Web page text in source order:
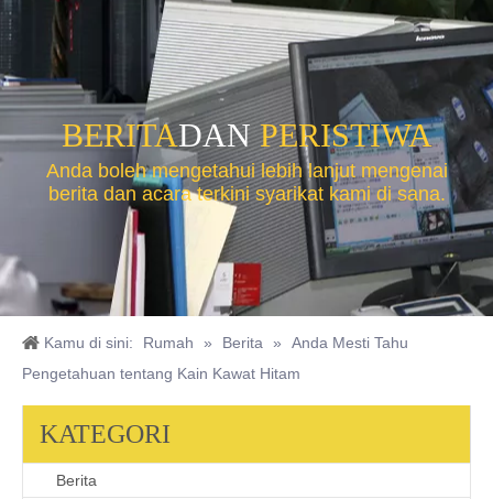
BERITADAN PERISTIWA
Anda boleh mengetahui lebih lanjut mengenai
berita dan acara terkini syarikat kami di sana.
Kamu di sini: Rumah » Berita »
Anda Mesti Tahu
Pengetahuan tentang Kain Kawat Hitam
KATEGORI
Berita